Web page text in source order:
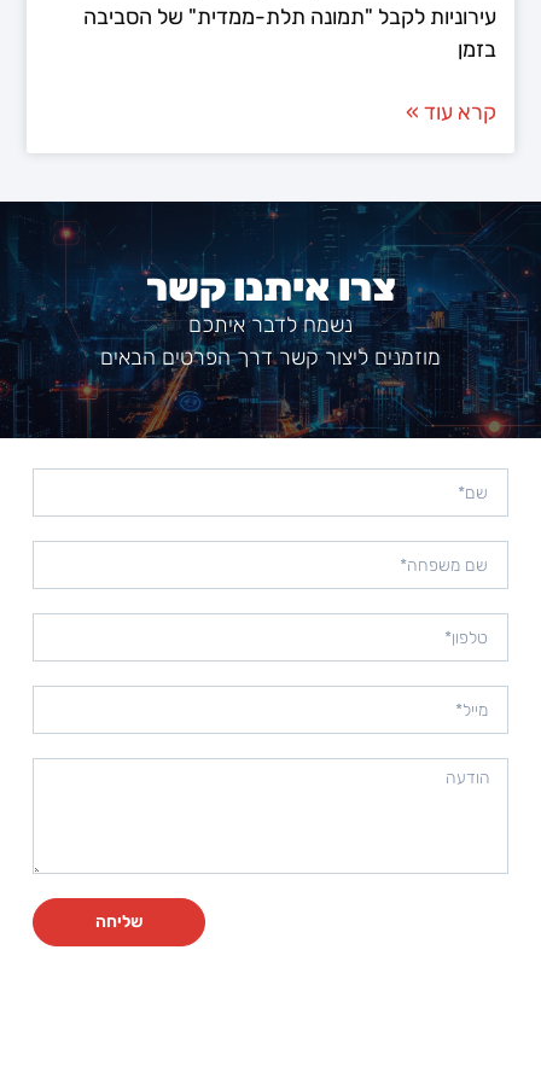
עירוניות לקבל "תמונה תלת-ממדית" של הסביבה
בזמן
קרא עוד »
צרו איתנו קשר
נשמח לדבר איתכם
מוזמנים ליצור קשר דרך הפרטים הבאים
שליחה